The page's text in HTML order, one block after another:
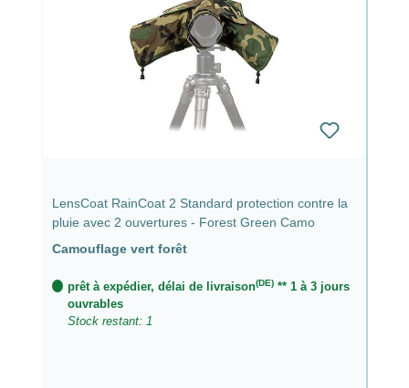
LensCoat RainCoat 2 Standard protection contre la
pluie avec 2 ouvertures - Forest Green Camo
Camouflage vert forêt
prêt à expédier, délai de livraison(DE)** 1 à 3 jours
ouvrables
Stock restant: 1